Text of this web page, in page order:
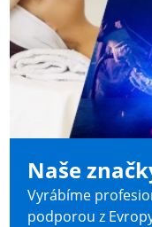
Naše
Vyrábíme
podporou z